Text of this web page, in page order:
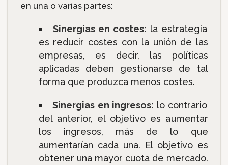
en una o varias partes:
Sinergias en costes: la estrategia
es reducir costes con la unión de las
empresas, es decir, las políticas
aplicadas deben gestionarse de tal
forma que produzca menos costes.
Sinergias en ingresos: lo contrario
del anterior, el objetivo es aumentar
los ingresos, más de lo que
aumentarían cada una. El objetivo es
obtener una mayor cuota de mercado.